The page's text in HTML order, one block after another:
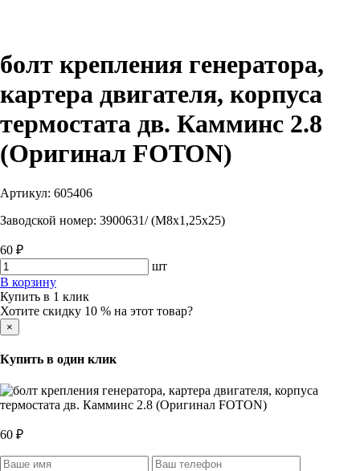
болт крепления генератора,
картера двигателя, корпуса
термостата дв. Камминс 2.8
(Оригинал FOTON)
Артикул: 605406
Заводской номер: 3900631/ (М8х1,25х25)
60 ₽
шт
В корзину
Купить в 1 клик
Хотите скидку 10 % на этот товар?
×
Купить в один клик
60 ₽